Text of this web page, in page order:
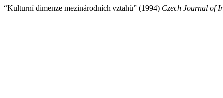
“Kulturní dimenze mezinárodních vztahů” (1994) Czech Journal of